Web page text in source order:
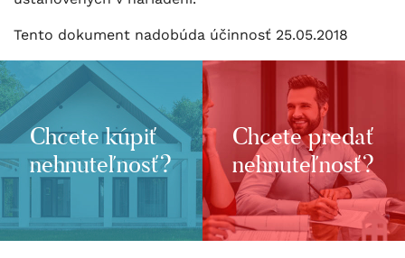
Tento dokument nadobúda účinnosť 25.05.2018
Chcete kúpiť
nehnuteľnosť?
Chcete predať
nehnuteľnosť?